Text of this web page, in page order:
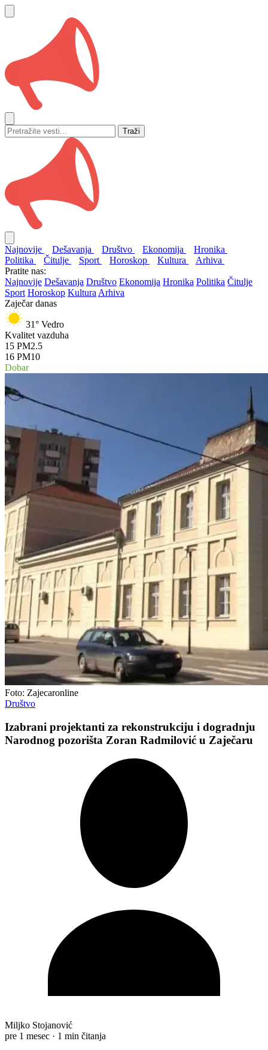
Traži
Najnovije Dešavanja Društvo Ekonomija
Hronika
Politika
Čitulje Sport Horoskop Kultura
Arhiva
Pratite nas:
Najnovije Dešavanja Društvo Ekonomija Hronika Politika Čitulje
Sport Horoskop Kultura Arhiva
Zaječar danas
31° Vedro
Kvalitet vazduha
15 PM2.5
16 PM10
Dobar
Foto: Zajecaronline
Društvo
Izabrani projektanti za rekonstrukciju i dogradnju
Narodnog pozorišta Zoran Radmilović u Zaječaru
Miljko Stojanović
pre 1 mesec · 1 min čitanja